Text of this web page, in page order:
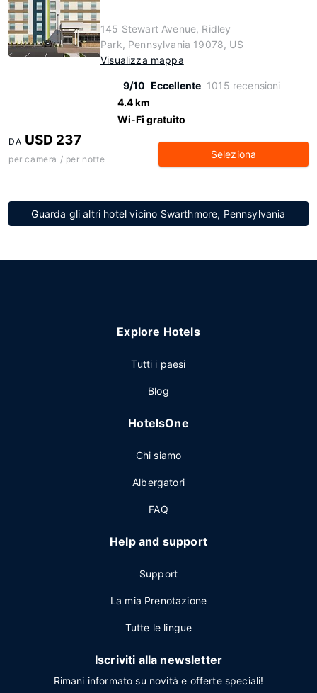
145 Stewart Avenue, Ridley
Park, Pennsylvania 19078, US
Visualizza mappa
9/10 Eccellente 1015 recensioni
4.4 km
Wi-Fi gratuito
DA USD 237
per camera / per notte Seleziona
Guarda gli altri hotel vicino Swarthmore, Pennsylvania
Explore Hotels
Tutti i paesi
Blog
HotelsOne
Chi siamo
Albergatori
FAQ
Help and support
Support
La mia Prenotazione
Tutte le lingue
Iscriviti alla newsletter
Rimani informato su novità e offerte speciali!